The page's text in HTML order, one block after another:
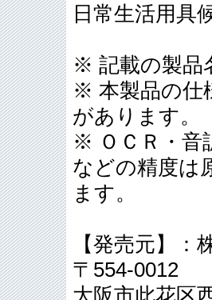
日常生活用具
※ 記載の製品
※ 本製品の仕
があります。
※ ＯＣＲ・音
などの精度は
ます。
【発売元】
〒554-0012
大阪市此花区